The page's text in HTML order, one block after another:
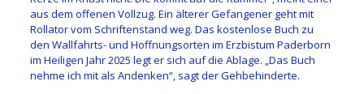
aus dem offenen Vollzug. Ein älterer Gefangener geht mit
Rollator vom Schriftenstand weg. Das kostenlose Buch zu
den Wallfahrts- und Hoffnungsorten im Erzbistum Paderborn
im Heiligen Jahr 2025 legt er sich auf die Ablage. „Das Buch
nehme ich mit als Andenken“, sagt der Gehbehinderte.